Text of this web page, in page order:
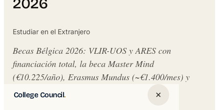
College Council.
Estudiar en el Extranjero
Becas Bélgica 2026: VLIR-UOS y ARES con
financiación total, la beca Master Mind
(€10.225/año), Erasmus Mundus (~€1.400/mes) y
premios universitarios.